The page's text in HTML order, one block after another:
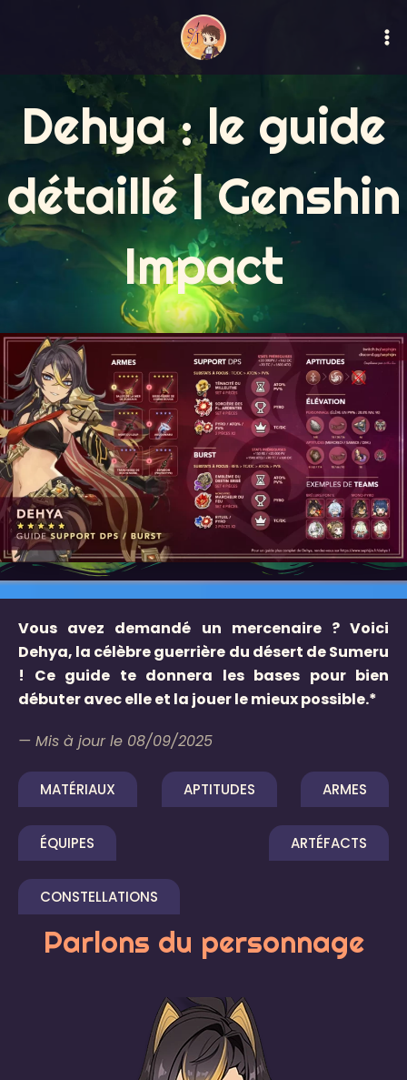
Dehya : le guide
détaillé | Genshin
Impact
Vous avez demandé un mercenaire ? Voici
Dehya, la célèbre guerrière du désert de Sumeru
! Ce guide te donnera les bases pour bien
débuter avec elle et la jouer le mieux possible.*
— Mis à jour le 08/09/2025
MATÉRIAUX APTITUDES ARMES
ÉQUIPES ARTÉFACTS
CONSTELLATIONS
Parlons du personnage